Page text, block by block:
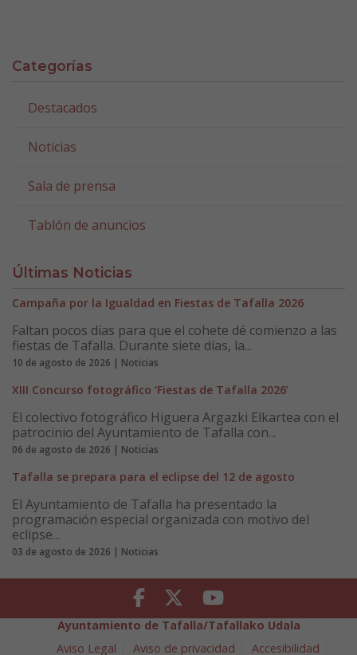
Categorías
Destacados
Noticias
Sala de prensa
Tablón de anuncios
Últimas Noticias
Campaña por la Igualdad en Fiestas de Tafalla 2026
Faltan pocos días para que el cohete dé comienzo a las
fiestas de Tafalla. Durante siete días, la...
10 de agosto de 2026 | Noticias
XIII Concurso fotográfico ‘Fiestas de Tafalla 2026’
El colectivo fotográfico Higuera Argazki Elkartea con el
patrocinio del Ayuntamiento de Tafalla con...
06 de agosto de 2026 | Noticias
Tafalla se prepara para el eclipse del 12 de agosto
El Ayuntamiento de Tafalla ha presentado la
programación especial organizada con motivo del
eclipse...
03 de agosto de 2026 | Noticias
Facebook Twitter Youtube
Ayuntamiento de Tafalla/Tafallako Udala
Aviso Legal
Aviso de privacidad Accesibilidad